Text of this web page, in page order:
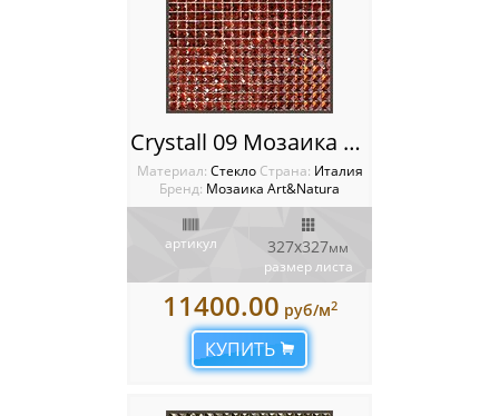
Crystall 09 Мозаика Art Natura
Материал: Стекло Cтрана: Италия
Бренд: Мозаика Art&Natura
артикул 327х327мм
размер листа
11400.00 руб/м2
КУПИТЬ